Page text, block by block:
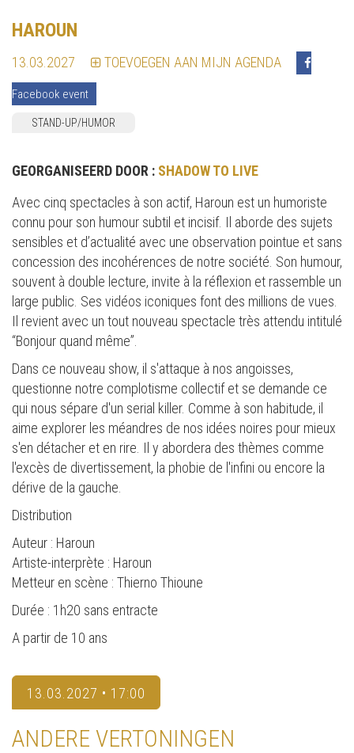
HAROUN
13.03.2027 TOEVOEGEN AAN MIJN AGENDA
Facebook event
STAND-UP/HUMOR
GEORGANISEERD DOOR : SHADOW TO LIVE
Avec cinq spectacles à son actif, Haroun est un humoriste
connu pour son humour subtil et incisif. Il aborde des sujets
sensibles et d’actualité avec une observation pointue et sans
concession des incohérences de notre société. Son humour,
souvent à double lecture, invite à la réflexion et rassemble un
large public. Ses vidéos iconiques font des millions de vues.
Il revient avec un tout nouveau spectacle très attendu intitulé
“Bonjour quand même”.
Dans ce nouveau show, il s'attaque à nos angoisses,
questionne notre complotisme collectif et se demande ce
qui nous sépare d'un serial killer. Comme à son habitude, il
aime explorer les méandres de nos idées noires pour mieux
s'en détacher et en rire. Il y abordera des thèmes comme
l'excès de divertissement, la phobie de l'infini ou encore la
dérive de la gauche.
Distribution
Auteur : Haroun
Artiste-interprète : Haroun
Metteur en scène : Thierno Thioune
Durée : 1h20 sans entracte
A partir de 10 ans
13.03.2027 • 17:00
ANDERE VERTONINGEN